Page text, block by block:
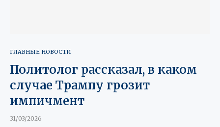
ГЛАВНЫЕ НОВОСТИ
Политолог рассказал, в каком
случае Трампу грозит
импичмент
31/03/2026